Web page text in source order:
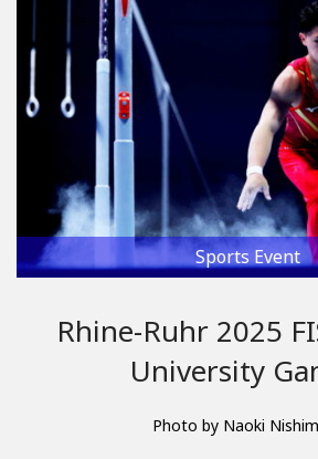
Sports Event
Rhine-Ruhr 2025
University
Photo by Naoki